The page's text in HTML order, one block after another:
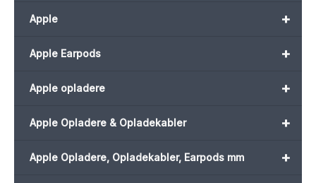
+
Apple
+
Apple Earpods
+
Apple opladere
+
Apple Opladere & Opladekabler
+
Apple Opladere, Opladekabler, Earpods mm